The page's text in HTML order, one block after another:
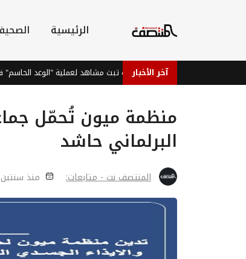
الرئيسية
آخر الأخبار
القوات الحكومية تبث مشاهد لعملية "الوعد الحاسم" في
منظمة ميون تُحمّل
البرلماني حاشد
المنتصف نت - متابعات: منذ سنتين